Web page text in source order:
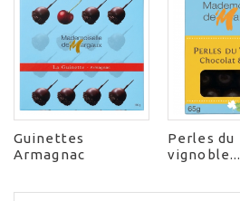
Guinettes
Armagnac
Perles du
vignoble...